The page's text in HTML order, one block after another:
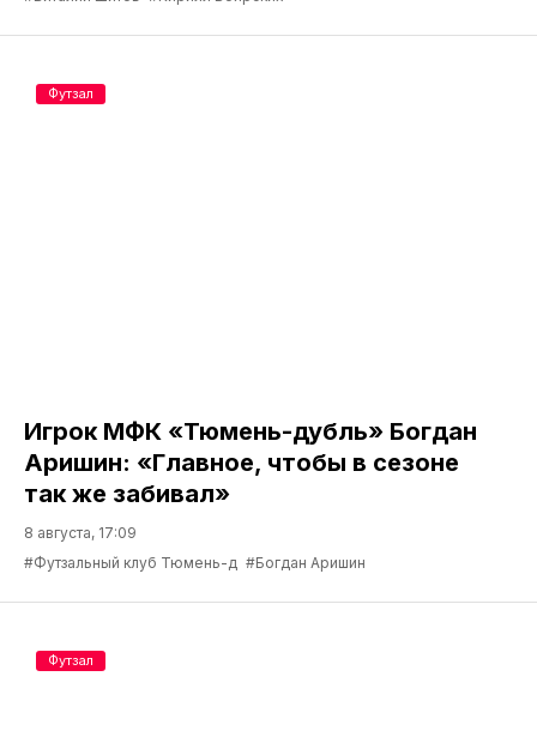
Игрок МФК «Тюмень-дубль» Богдан
Аришин: «Главное, чтобы в сезоне
так же забивал»
8 августа, 17:09
#Футзальный клуб Тюмень-д #Богдан Аришин
Футзал
Футзал